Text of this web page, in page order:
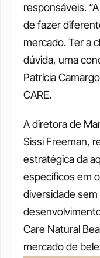
responsáveis.
de fazer
mercado. Ter a
dúvida, uma
Patrícia
CARE.
A diretora de
Sissi Freeman,
estratégica da
específicos em
diversidade
Care Natural
mercado de